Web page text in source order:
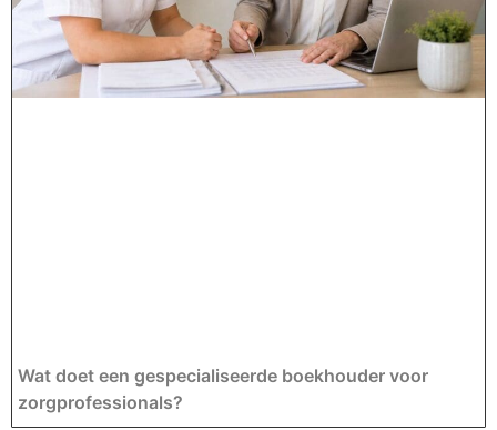
Wat doet een gespecialiseerde boekhouder voor
zorgprofessionals?